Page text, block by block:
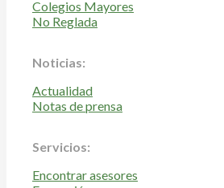
Colegios Mayores
No Reglada
Noticias:
Actualidad
Notas de prensa
Servicios:
Encontrar asesores